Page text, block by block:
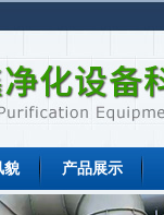
貌 产品展示